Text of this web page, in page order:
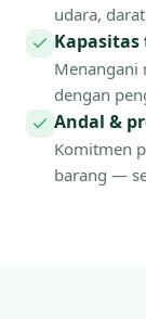
udara,
Menangani
dengan
Andal &
Komitmen
barang —